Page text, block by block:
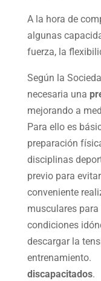
A la hora de
algunas
fuerza, la
Según la
necesaria una
mejorando a
Para ello es
preparación
disciplinas
previo para
conveniente
musculares
condiciones
descargar la
entrenamiento.
discapacitados.